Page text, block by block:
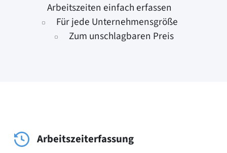
Arbeitszeiten einfach erfassen
Für jede Unternehmensgröße
Zum unschlagbaren Preis
Arbeitszeiterfassung